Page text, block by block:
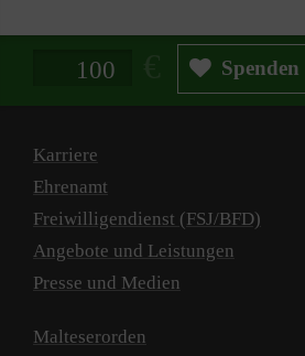
Spendenbetrag in Euro Spenden
Karriere
Ehrenamt
Freiwilligendienst (FSJ/BFD)
Angebote und Leistungen
Presse und Medien
Malteserorden